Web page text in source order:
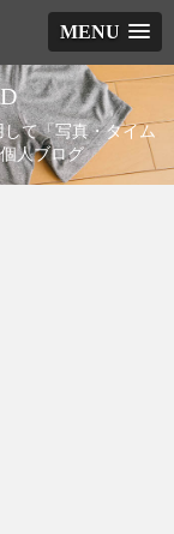
MENU
て「写真・タイム
人ブログ